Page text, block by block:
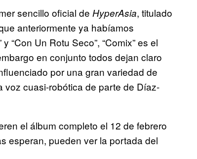
sencillo oficial de HyperAsia, titulado
anteriormente ya habíamos
“Con Un Rotu Seco”, “Comix” es el
en conjunto todos dejan claro
por una gran variedad de
voz cuasi-robótica de parte de Díaz-
el álbum completo el 12 de febrero
esperan, pueden ver la portada del